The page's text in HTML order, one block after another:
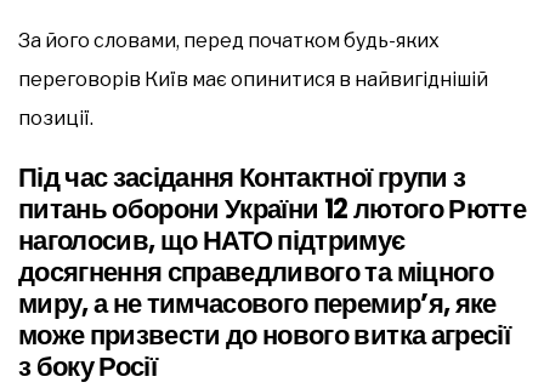
За його словами, перед початком будь-яких
переговорів Київ має опинитися в найвигіднішій
позиції.
Під час засідання Контактної групи з
питань оборони України 12 лютого Рютте
наголосив, що НАТО підтримує
досягнення справедливого та міцного
миру, а не тимчасового перемир’я, яке
може призвести до нового витка агресії
з боку Росії